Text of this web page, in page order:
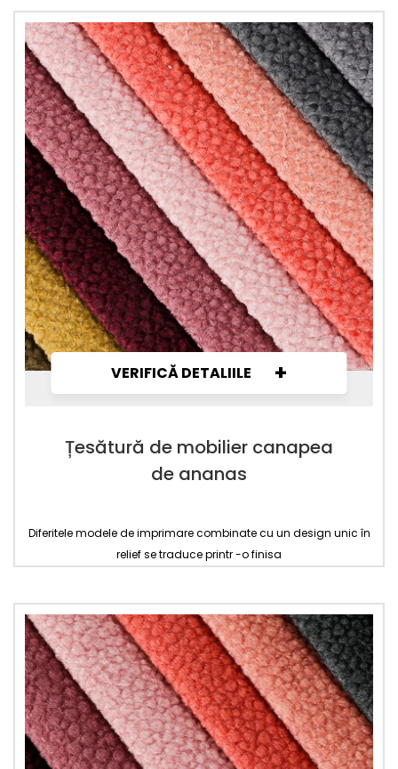
VERIFICĂ DETALIILE +
Țesătură de mobilier canapea
de ananas
Diferitele modele de imprimare combinate cu un design unic în
relief se traduce printr -o finisa